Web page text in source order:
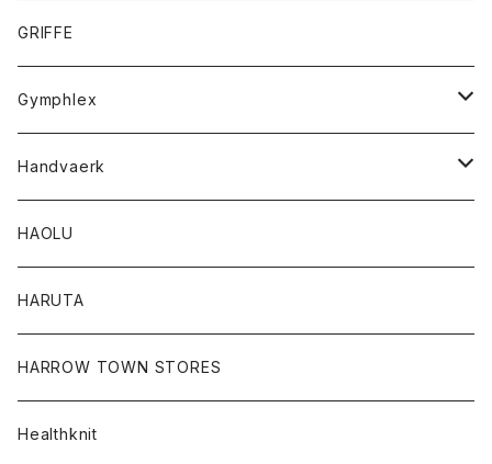
スカート
スカート
Tシャツ
Tシャツ
GRIFFE
Gymphlex
アウター
カーディガン
コート
トップス
シャツ
スウェット
レディース
カーディガン
コート
ボトム
パンツ
Handvaerk
トップス
Tシャツ
ロンTEE
HAOLU
HARUTA
HARROW TOWN STORES
Healthknit